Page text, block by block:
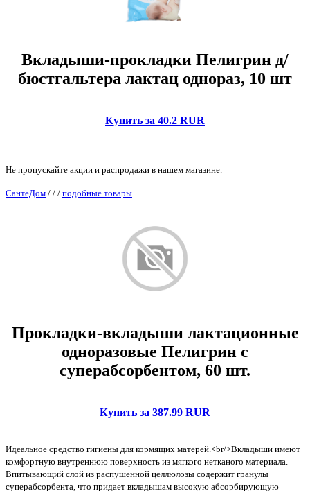
Вкладыши-прокладки Пелигрин д/
бюстгальтера лактац однораз, 10 шт
Купить за 40.2 RUR
Не пропускайте акции и распродажи в нашем магазине.
СантеДом / / / подобные товары
Прокладки-вкладыши лактационные
одноразовые Пелигрин с
суперабсорбентом, 60 шт.
Купить за 387.99 RUR
Идеальное средство гигиены для кормящих матерей.<br/>Вкладыши имеют
комфортную внутреннюю поверхность из мягкого нетканого материала.
Впитывающий слой из распушенной целлюлозы содержит гранулы
суперабсорбента, что придает вкладышам высокую абсорбирующую